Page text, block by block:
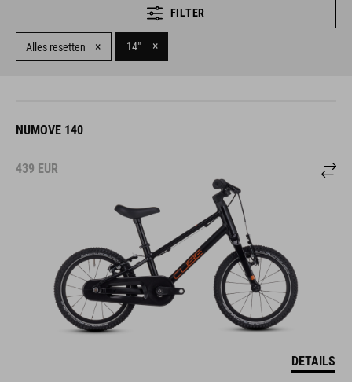
FILTER
Alles resetten × 14" ×
NUMOVE 140
439 EUR
DETAILS